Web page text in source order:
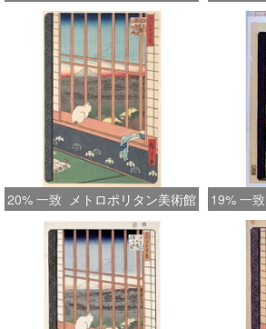
20% 一致 メトロポリタン美術館 19% 一致